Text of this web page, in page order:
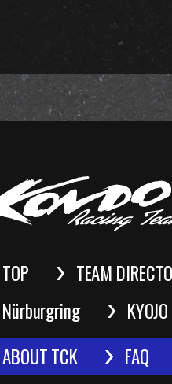
TOP TEAM
Nürburgring
ABOUT TCK
FAQ